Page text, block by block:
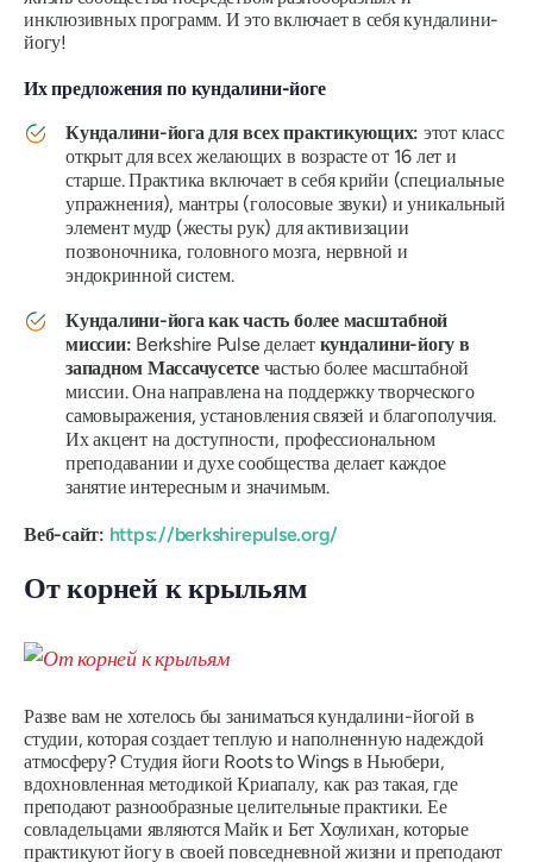
инклюзивных программ. И это включает в себя кундалини-
йогу!
Их предложения по кундалини-йоге
Кундалини-йога для всех практикующих: этот класс
открыт для всех желающих в возрасте от 16 лет и
старше. Практика включает в себя крийи (специальные
упражнения), мантры (голосовые звуки) и уникальный
элемент мудр (жесты рук) для активизации
позвоночника, головного мозга, нервной и
эндокринной систем.
Кундалини-йога как часть более масштабной
миссии: Berkshire Pulse делает кундалини-йогу в
западном Массачусетсечастью более масштабной
миссии. Она направлена ​​на поддержку творческого
самовыражения, установления связей и благополучия.
Их акцент на доступности, профессиональном
преподавании и духе сообщества делает каждое
занятие интересным и значимым.
Веб-сайт: https://berkshirepulse.org/
От корней к крыльям
Разве вам не хотелось бы заниматься кундалини-йогой в
студии, которая создает теплую и наполненную надеждой
атмосферу? Студия йоги Roots to Wings в Ньюбери,
вдохновленная методикой Криапалу, как раз такая, где
преподают разнообразные целительные практики. Ее
совладельцами являются Майк и Бет Хоулихан, которые
практикуют йогу в своей повседневной жизни и преподают